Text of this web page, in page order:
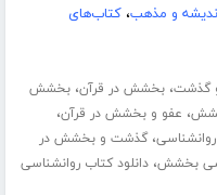
و مذهب،کتاب‌های
گذشت،بخشش در قرآن،بخشش
، عفو و بخشش در قرآن،
،گذشت و بخشش در
بخشش،دانلود کتاب روانشناسی